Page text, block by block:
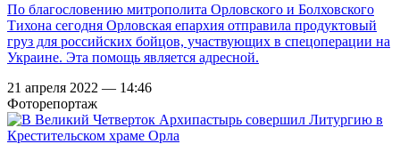
По благословению митрополита Орловского и Болховского
Тихона сегодня Орловская епархия отправила продуктовый
груз для российских бойцов, участвующих в спецоперации на
Украине. Эта помощь является адресной.
21 апреля 2022 — 14:46
Фоторепортаж